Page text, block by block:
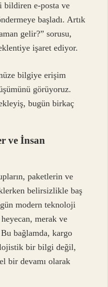
bildiren e-posta ve
başladı. Artık
gelir?” sorusu,
işaret ediyor.
bilgiye erişim
görüyoruz.
bugün birkaç
ve İnsan
paketlerin ve
belirsizlikle baş
modern teknoloji
merak ve
bağlamda, kargo
lojistik bir bilgi değil,
bir devamı olarak